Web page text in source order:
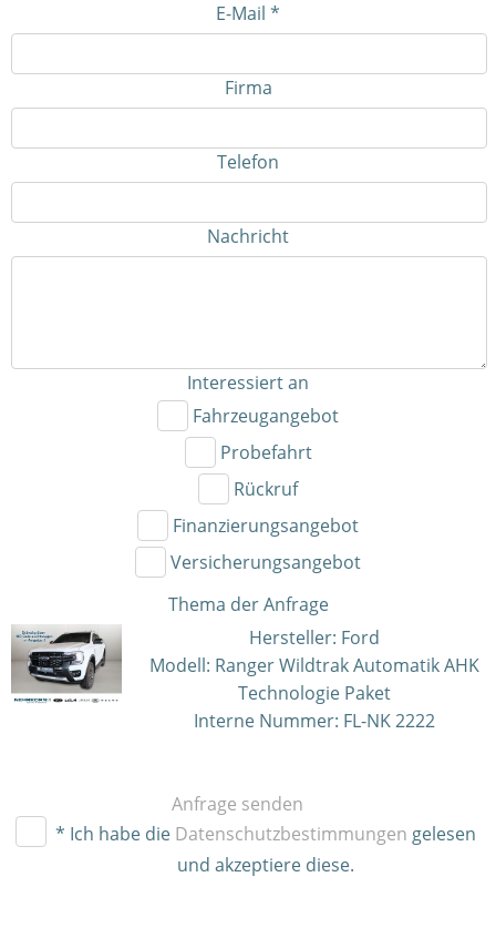
E-Mail *
Firma
Telefon
Nachricht
Interessiert an
Fahrzeugangebot
Probefahrt
Rückruf
Finanzierungsangebot
Versicherungsangebot
Thema der Anfrage
Hersteller: Ford
Modell: Ranger Wildtrak Automatik AHK
Technologie Paket
Interne Nummer: FL-NK 2222
Anfrage senden
* Ich habe die Datenschutzbestimmungen gelesen
und akzeptiere diese.